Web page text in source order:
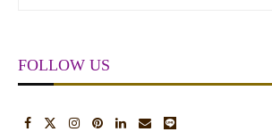
FOLLOW US